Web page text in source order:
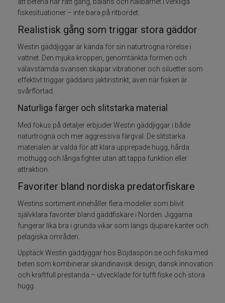
Wobbler
Vibrationsbeten Bladebaits
Ytbete
Gäddspinnare
Spinnare
Skeddrag
Havsfiske
PowerBait/Gulp
Trollingbeten
Spinnflugor
Fiskelinor
Småplock
fiskesituationer – inte bara på ritbordet.
Realistisk gång som triggar stora gäddor
Westin gäddjiggar är kända för sin naturtrogna rörelse i
vattnet. Den mjuka kroppen, genomtänkta formen och
välavstämda svansen skapar vibrationer och siluetter som
effektivt triggar gäddans jaktinstinkt, även när fisken är
svårflörtad.
Naturliga färger och slitstarka material
Med fokus på detaljer erbjuder Westin gäddjiggar i både
naturtrogna och mer aggressiva färgval. De slitstarka
materialen är valda för att klara upprepade hugg, hårda
mothugg och långa fighter utan att tappa funktion eller
attraktion.
Favoriter bland nordiska predatorfiskare
Westins sortiment innehåller flera modeller som blivit
självklara favoriter bland gäddfiskare i Norden. Jiggarna
fungerar lika bra i grunda vikar som längs djupare kanter och
pelagiska områden.
Upptäck Westin gäddjiggar hos Böjdaspön.se och fiska med
beten som kombinerar skandinavisk design, dansk innovation
och kraftfull prestanda – utvecklade för tufft fiske och stora
hugg.